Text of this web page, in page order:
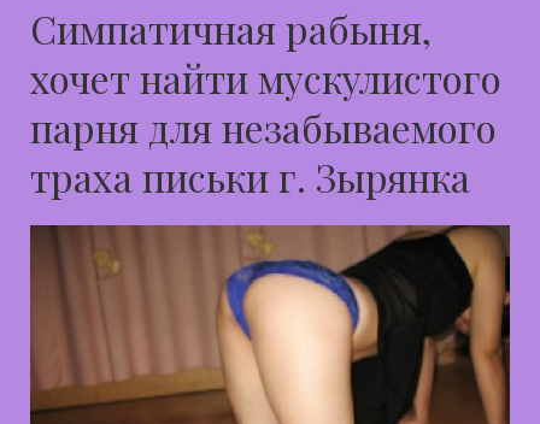
Симпатичная рабыня,
хочет найти мускулистого
парня для незабываемого
траха письки г. Зырянка